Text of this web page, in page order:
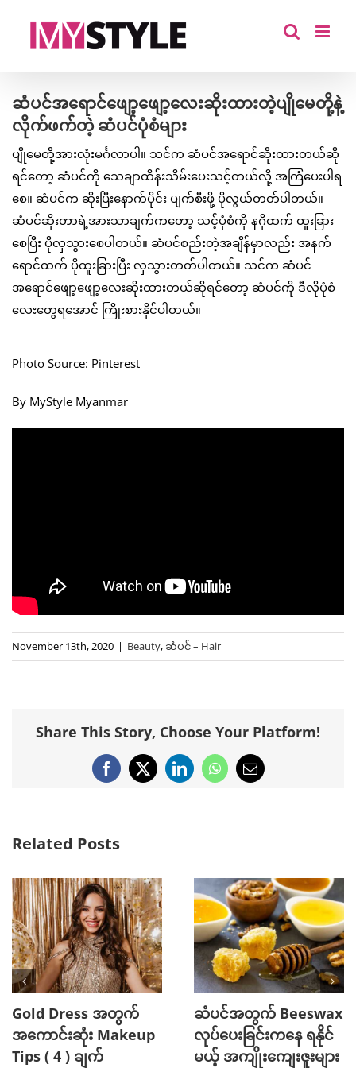
ဆံပင်အရောင်ဖျော့ဖျော့လေးဆိုးထားတဲ့ပျိုမေတို့နဲ့
လိုက်ဖက်တဲ့ ဆံပင်ပုံစံများ
ပျိုမေတို့အားလုံးမင်္ဂလာပါ။ သင်က ဆံပင်အရောင်ဆိုးထားတယ်ဆို
ရင်တော့ ဆံပင်ကို သေချာထိန်းသိမ်းပေးသင့်တယ်လို့ အကြံပေးပါရ
စေ။ ဆံပင်က ဆိုးပြီးနောက်ပိုင်း ပျက်စီးဖို့ ပိုလွယ်တတ်ပါတယ်။
ဆံပင်ဆိုးတာရဲ့အားသာချက်ကတော့ သင့်ပုံစံကို နဂိုထက် ထူးခြား
စေပြီး ပိုလှသွားစေပါတယ်။ ဆံပင်စည်းတဲ့အချိန်မှာလည်း အနက်
ရောင်ထက် ပိုထူးခြားပြီး လှသွားတတ်ပါတယ်။ သင်က ဆံပင်
အရောင်ဖျော့ဖျော့လေးဆိုးထားတယ်ဆိုရင်တော့ ဆံပင်ကို ဒီလိုပုံစံ
လေးတွေရအောင် ကြိုးစားနိုင်ပါတယ်။
Photo Source: Pinterest
By MyStyle Myanmar
November 13th, 2020 | Beauty,ဆံပင် – Hair
Share This Story, Choose Your Platform!
Facebook
X LinkedInWhatsApp
Email
Related Posts
Gold Dress အတွက်
အကောင်းဆုံး Makeup
Tips ( 4 ) ချက်
ဆံပင်အတွက် Beeswax
လုပ်ပေးခြင်းကနေ ရနိုင်
မယ့် အကျိုးကျေးဇူးများ